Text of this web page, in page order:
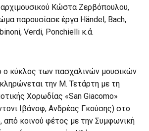
αρχιμουσικού Κώστα Ζερβόπουλου,
παρουσίασε έργα Händel, Bach,
Verdi, Ponchielli κ.ά.
κύκλος των πασχαλινών μουσικών
την Μ. Τετάρτη με τη
Χορωδίας «San Giacomo»
Ιβάνοφ, Ανδρέας Γκούσης) στο
από κοινού φέτος με την Συμφωνική